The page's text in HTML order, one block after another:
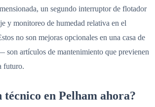
un segundo interruptor de flotador
y monitoreo de humedad relativa en el
no son mejoras opcionales en una casa de
artículos de mantenimiento que previenen
futuro.
técnico en Pelham ahora?